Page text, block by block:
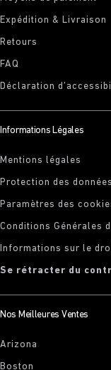
Expédition & Livraison
Retours
FAQ
Déclaration
Informations Légales
Mentions légales
Protection des
Paramètres des
Conditions Générales
Informations sur le
Se rétracter du
Nos Meilleures Ventes
Arizona
Boston